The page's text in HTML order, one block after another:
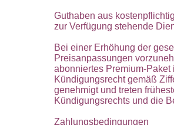
Guthaben aus
zur Verfügung stehende
Bei einer Erhöhung der
Preisanpassungen
abonniertes Premium-
Kündigungsrecht gemäß
genehmigt und treten
Kündigungsrechts und die
Zahlungsbedingungen